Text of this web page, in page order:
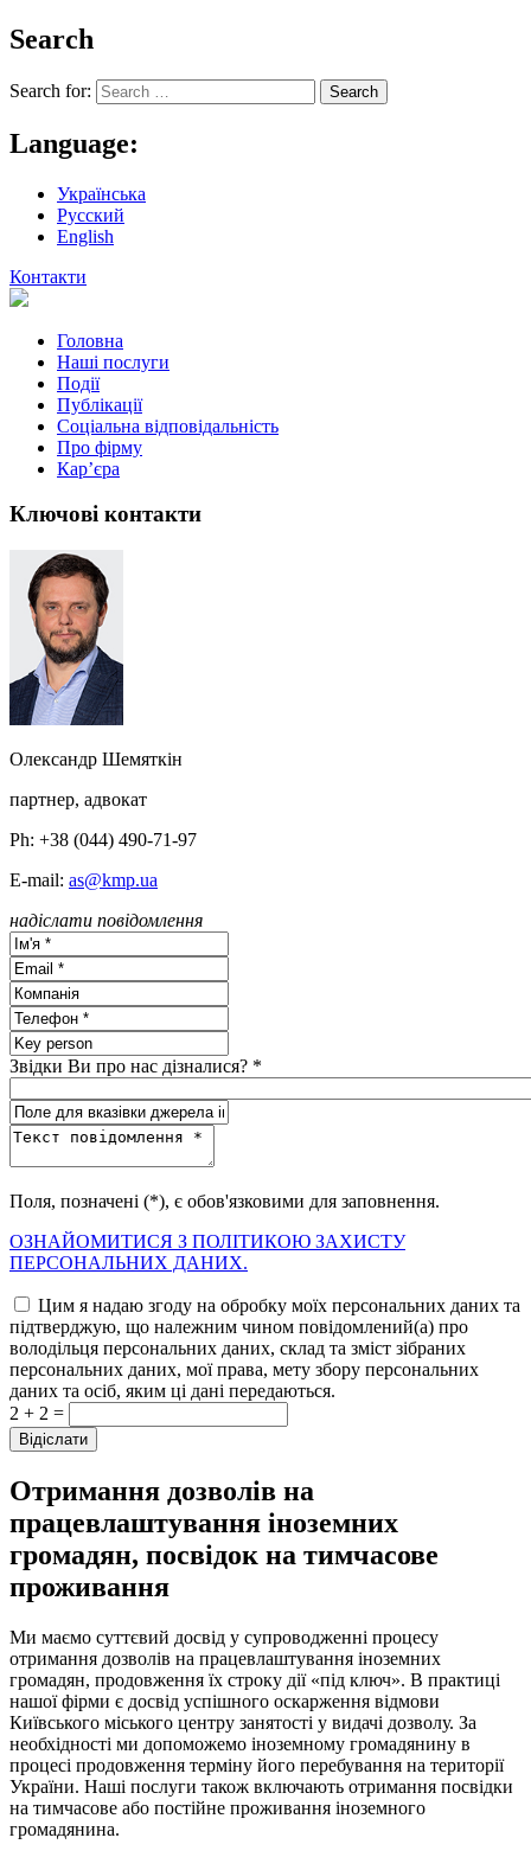
Search
Search for:
Language:
Українська
Русский
English
Контакти
Головна
Наші послуги
Події
Публікації
Соціальна відповідальність
Про фiрму
Кар’єра
Ключові контакти
Олександр Шемяткін
партнер, адвокат
Ph: +38 (044) 490-71-97
E-mail: as@kmp.ua
надіслати повідомлення
Звідки Ви про нас дізналися? *
Поля, позначені (*), є обов'язковими для заповнення.
ОЗНАЙОМИТИСЯ З ПОЛІТИКОЮ ЗАХИСТУ
ПЕРСОНАЛЬНИХ ДАНИХ.
Цим я надаю згоду на обробку моїх персональних даних та
підтверджую, що належним чином повідомлений(а) про
володільця персональних даних, склад та зміст зібраних
персональних даних, мої права, мету збору персональних
даних та осіб, яким ці дані передаються.
2 + 2 =
Отримання дозволів на
працевлаштування іноземних
громадян, посвідок на тимчасове
проживання
Ми маємо суттєвий досвід у супроводженні процесу
отримання дозволів на працевлаштування іноземних
громадян, продовження їх строку дії «під ключ». В практиці
нашої фірми є досвід успішного оскарження відмови
Київського міського центру занятості у видачі дозволу. За
необхідності ми допоможемо іноземному громадянину в
процесі продовження терміну його перебування на території
України. Наші послуги також включають отримання посвідки
на тимчасове або постійне проживання іноземного
громадянина.